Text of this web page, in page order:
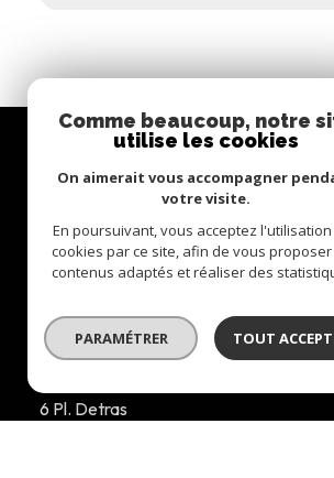
0493712976
6 Pl. Detras
Comme beaucoup, notre
utilise les cookies
On aimerait vous accompagner
votre visite.
En poursuivant, vous acceptez
cookies par ce site, afin de vous
contenus adaptés et réaliser des
PARAMÉTRER TOUT